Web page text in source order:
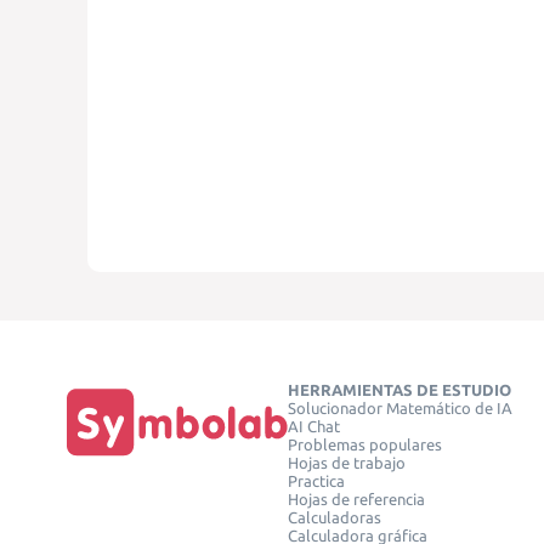
HERRAMIENTAS DE ESTUDIO
Solucionador Matemático de IA
AI Chat
Problemas populares
Hojas de trabajo
Practica
Hojas de referencia
Calculadoras
Calculadora gráfica